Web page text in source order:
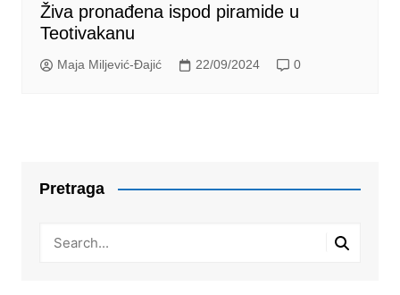
Živa pronađena ispod piramide u
Teotivakanu
Maja Miljević-Đajić 22/09/2024 0
Pretraga